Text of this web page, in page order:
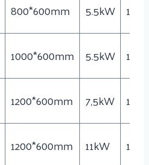
800*600mm 5.5kW
1000*600mm 5.5kW
1200*600mm 7,5kW
1200*600mm 11kW